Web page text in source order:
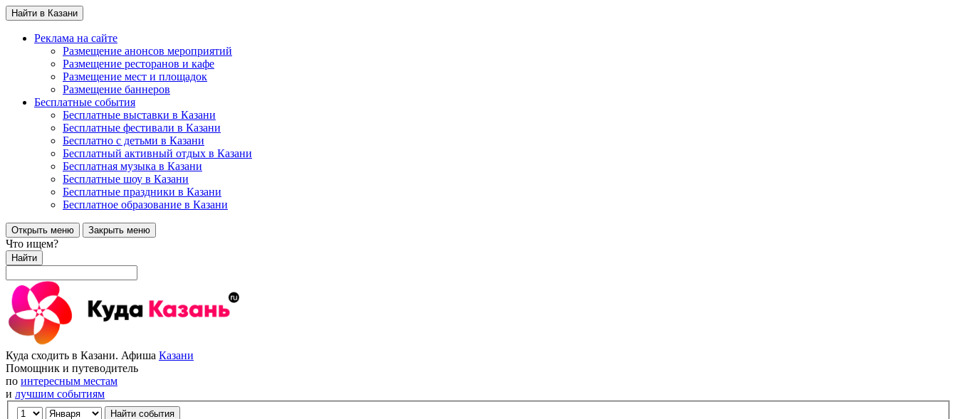
Найти в Казани
Реклама на сайте
Размещение анонсов мероприятий
Размещение ресторанов и кафе
Размещение мест и площадок
Размещение баннеров
Бесплатные события
Бесплатные выставки в Казани
Бесплатные фестивали в Казани
Бесплатно с детьми в Казани
Бесплатный активный отдых в Казани
Бесплатная музыка в Казани
Бесплатные шоу в Казани
Бесплатные праздники в Казани
Бесплатное образование в Казани
Открыть меню Закрыть меню
Что ищем?
Найти
Куда сходить в Казани. Афиша Казани
Помощник и путеводитель
по интересным местам
и лучшим событиям